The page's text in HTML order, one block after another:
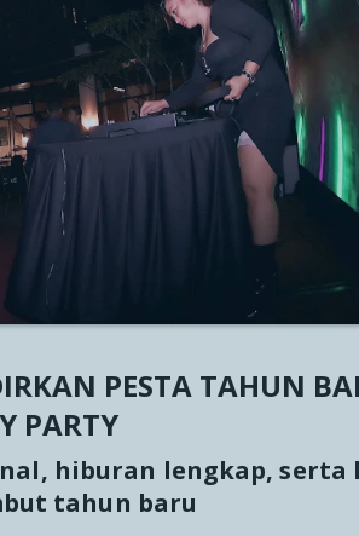
PESTA TAHUN
PARTY
hiburan lengkap, serta
tahun baru